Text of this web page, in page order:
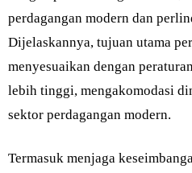
perdagangan modern dan
Dijelaskannya, tujuan utama
menyesuaikan dengan
lebih tinggi, mengakomodasi
sektor perdagangan modern.
Termasuk menjaga